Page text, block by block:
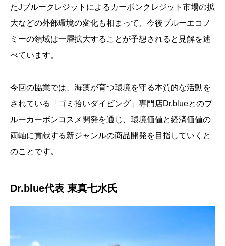
たJブルークレジットによるカーボンクレジット市場の拡
大などの外部環境の変化も相まって、今後ブルーエコノ
ミーの領域は一層拡大することが予想されると見解を述
べています。
今回の協業では、海藻が育つ環境を守る本質的な活動を
されている「ゴミ拾いダイビング」専門店Dr.blueとのブ
ルーカーボンコスメ開発を通じ、環境価値と経済価値の
両軸に貢献する新ジャンルの商品開発を目指していくと
のことです。
Dr.blue代表 東真七水氏